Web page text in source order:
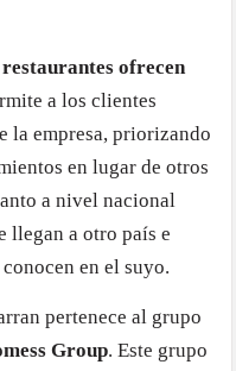
ofrecen
a los clientes
la empresa, priorizando
en lugar de otros
a nivel nacional
llegan a otro país e
en el suyo.
pertenece al grupo
Group. Este grupo